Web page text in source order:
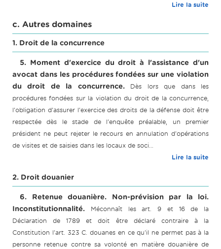
Lire la suite
c. Autres domaines
1. Droit de la concurrence
5. Moment d'exercice du droit à l'assistance d'un
avocat dans les procédures fondées sur une violation
du droit de la concurrence.
Dès lors que dans les
procédures fondées sur la violation du droit de la concurrence,
l'obligation d'assurer l'exercice des droits de la défense doit être
respectée dès le stade de l'enquête préalable, un premier
président ne peut rejeter le recours en annulation d'opérations
de visites et de saisies dans les locaux de soci...
Lire la suite
2. Droit douanier
6. Retenue douanière. Non-prévision par la loi.
Inconstitutionnalité.
Méconnaît les art. 9 et 16 de la
Déclaration de 1789 et doit être déclaré contraire à la
Constitution l'art. 323 C. douanes en ce qu'il ne permet pas à la
personne retenue contre sa volonté en matière douanière de